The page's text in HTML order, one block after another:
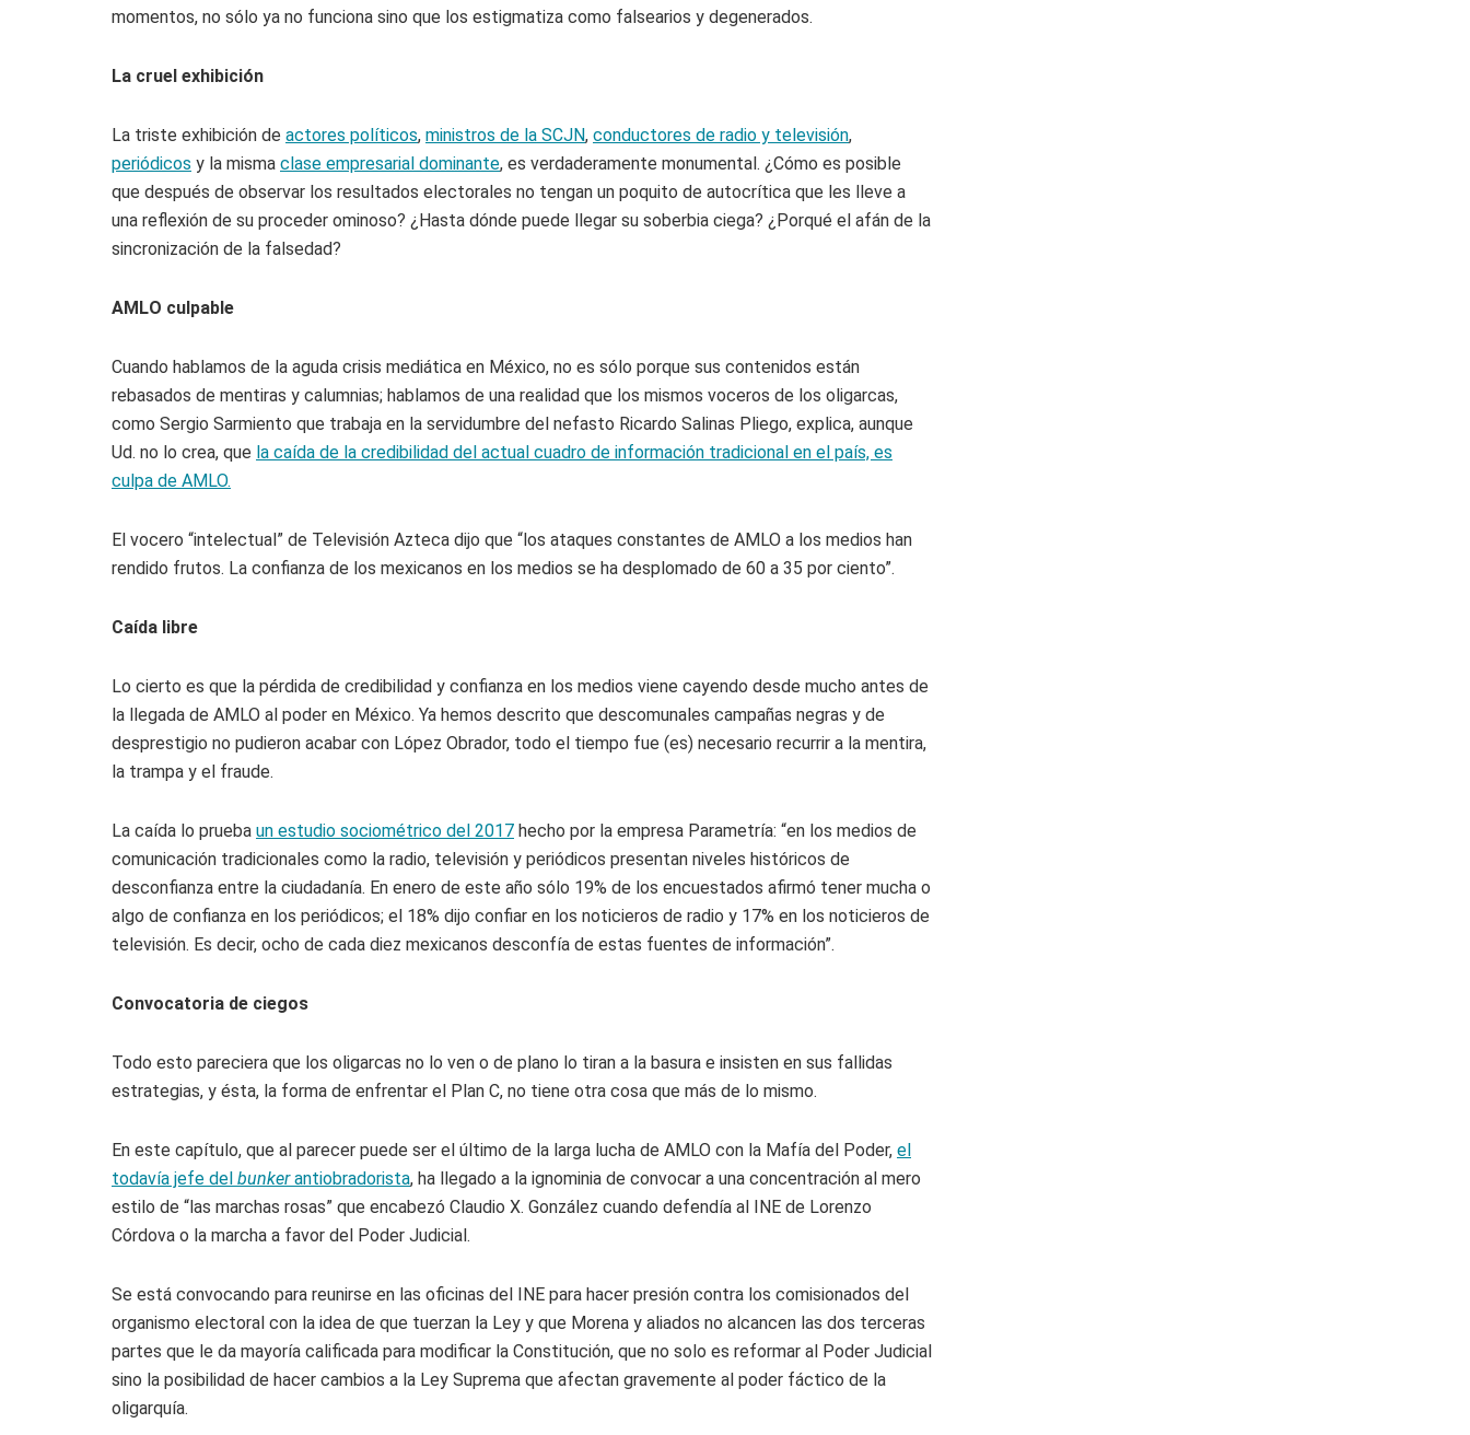
momentos, no sólo ya no funciona sino que los estigmatiza como falsearios y degenerados.
La cruel exhibición
La triste exhibición de actores políticos, ministros de la SCJN, conductores de radio y televisión,
periódicos y la misma clase empresarial dominante, es verdaderamente monumental. ¿Cómo es posible
que después de observar los resultados electorales no tengan un poquito de autocrítica que les lleve a
una reflexión de su proceder ominoso? ¿Hasta dónde puede llegar su soberbia ciega? ¿Porqué el afán de la
sincronización de la falsedad?
AMLO culpable
Cuando hablamos de la aguda crisis mediática en México, no es sólo porque sus contenidos están
rebasados de mentiras y calumnias; hablamos de una realidad que los mismos voceros de los oligarcas,
como Sergio Sarmiento que trabaja en la servidumbre del nefasto Ricardo Salinas Pliego, explica, aunque
Ud. no lo crea, que la caída de la credibilidad del actual cuadro de información tradicional en el país, es
culpa de AMLO.
El vocero “intelectual” de Televisión Azteca dijo que “los ataques constantes de AMLO a los medios han
rendido frutos. La confianza de los mexicanos en los medios se ha desplomado de 60 a 35 por ciento”.
Caída libre
Lo cierto es que la pérdida de credibilidad y confianza en los medios viene cayendo desde mucho antes de
la llegada de AMLO al poder en México. Ya hemos descrito que descomunales campañas negras y de
desprestigio no pudieron acabar con López Obrador, todo el tiempo fue (es) necesario recurrir a la mentira,
la trampa y el fraude.
La caída lo prueba un estudio sociométrico del 2017 hecho por la empresa Parametría: “en los medios de
comunicación tradicionales como la radio, televisión y periódicos presentan niveles históricos de
desconfianza entre la ciudadanía. En enero de este año sólo 19% de los encuestados afirmó tener mucha o
algo de confianza en los periódicos; el 18% dijo confiar en los noticieros de radio y 17% en los noticieros de
televisión. Es decir, ocho de cada diez mexicanos desconfía de estas fuentes de información”.
Convocatoria de ciegos
Todo esto pareciera que los oligarcas no lo ven o de plano lo tiran a la basura e insisten en sus fallidas
estrategias, y ésta, la forma de enfrentar el Plan C, no tiene otra cosa que más de lo mismo.
En este capítulo, que al parecer puede ser el último de la larga lucha de AMLO con la Mafía del Poder, el
todavía jefe del bunkerantiobradorista, ha llegado a la ignominia de convocar a una concentración al mero
estilo de “las marchas rosas” que encabezó Claudio X. González cuando defendía al INE de Lorenzo
Córdova o la marcha a favor del Poder Judicial.
Se está convocando para reunirse en las oficinas del INE para hacer presión contra los comisionados del
organismo electoral con la idea de que tuerzan la Ley y que Morena y aliados no alcancen las dos terceras
partes que le da mayoría calificada para modificar la Constitución, que no solo es reformar al Poder Judicial
sino la posibilidad de hacer cambios a la Ley Suprema que afectan gravemente al poder fáctico de la
oligarquía.